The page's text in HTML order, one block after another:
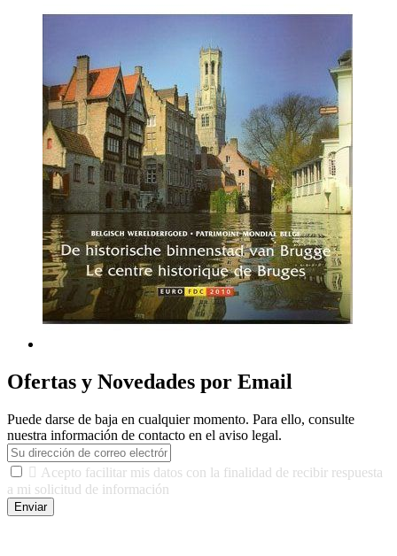
Ofertas y Novedades por Email
Puede darse de baja en cualquier momento. Para ello, consulte
nuestra información de contacto en el aviso legal.
 Acepto facilitar mis datos con la finalidad de recibir respuesta
a mi solicitud de información
Enviar